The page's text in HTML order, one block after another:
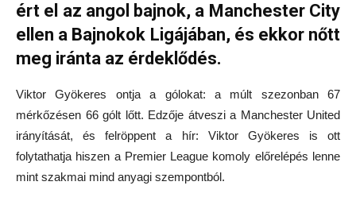
ért el az angol bajnok, a Manchester City
ellen a Bajnokok Ligájában, és ekkor nőtt
meg iránta az érdeklődés.
Viktor Gyökeres ontja a gólokat: a múlt szezonban 67
mérkőzésen 66 gólt lőtt. Edzője átveszi a Manchester United
irányítását, és felröppent a hír: Viktor Gyökeres is ott
folytathatja hiszen a Premier League komoly előrelépés lenne
mint szakmai mind anyagi szempontból.